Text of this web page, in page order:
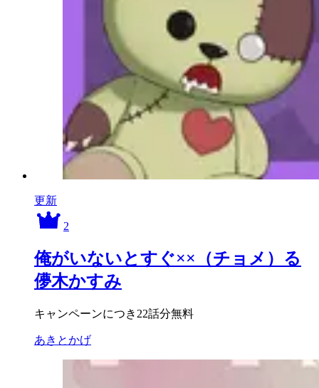
更新
2
俺がいないとすぐ××（チョメ）る
儚木かすみ
キャンペーンにつき22話分無料
あきとかげ